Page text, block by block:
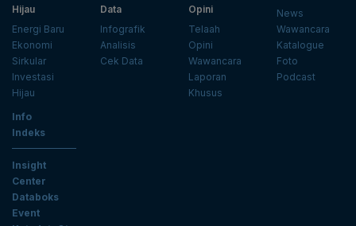
Hijau
Energi Baru
Ekonomi
Sirkular
Investasi
Hijau
Data
Infografik
Analisis
Cek Data
Opini
Telaah
Opini
Wawancara
Laporan
Khusus
News
Wawancara
Katalogue
Foto
Podcast
Info
Indeks
Insight
Center
Databoks
Event